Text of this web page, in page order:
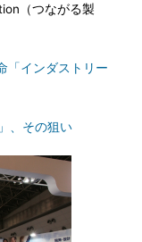
（つながる製
「インダストリー
、その狙い